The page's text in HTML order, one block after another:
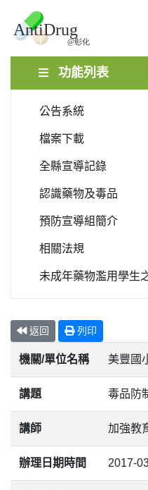
功能列表
公告系統
檔案下載
全縣宣導記錄
認識藥物及毒品
預防宣導組簡介
相關法規
未成年藥物濫用學生
返回 列印
機關/單位名稱 美豐國
講題 毒品防
講師 加強教
辦理日期時間 2017-